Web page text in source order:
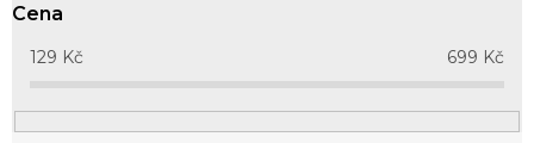
o
t
Cena
129 Kč 699 Kč